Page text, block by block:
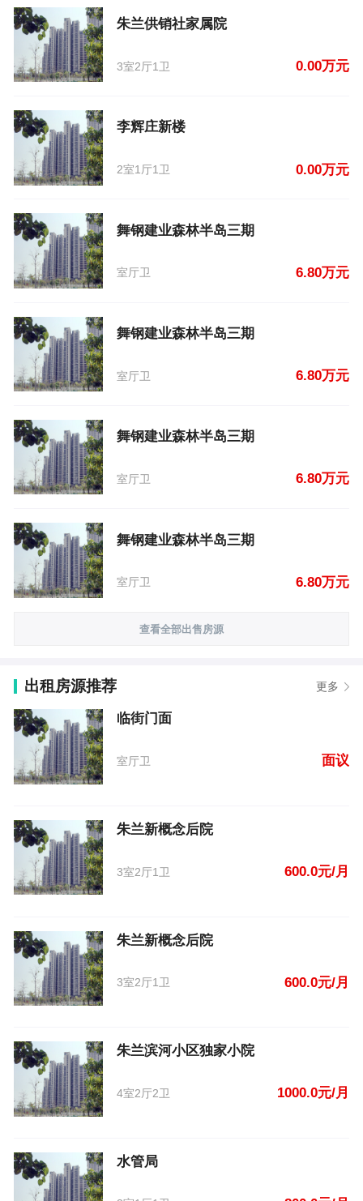
中华人民共和国契税法
中华人民共和国城市维护建设税法
朱兰供销社家属院
3室2厅1卫 0.00万元
李辉庄新楼
2室1厅1卫 0.00万元
舞钢建业森林半岛三期
室厅卫 6.80万元
舞钢建业森林半岛三期
室厅卫 6.80万元
舞钢建业森林半岛三期
室厅卫 6.80万元
舞钢建业森林半岛三期
室厅卫 6.80万元
查看全部出售房源
出租房源推荐 更多
临街门面
室厅卫 面议
朱兰新概念后院
3室2厅1卫 600.0元/月
朱兰新概念后院
3室2厅1卫 600.0元/月
朱兰滨河小区独家小院
4室2厅2卫 1000.0元/月
水管局